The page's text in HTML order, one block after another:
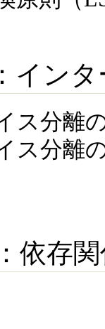
インタ
ス分離
ス分離
依存関